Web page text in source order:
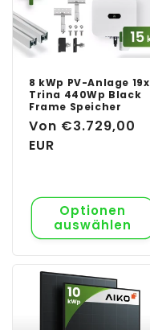
8 kWp PV-Anlage 19x
Trina 440Wp Black
Frame Speicher
Normaler
Preis
Von €3.729,00
EUR
Optionen
auswählen